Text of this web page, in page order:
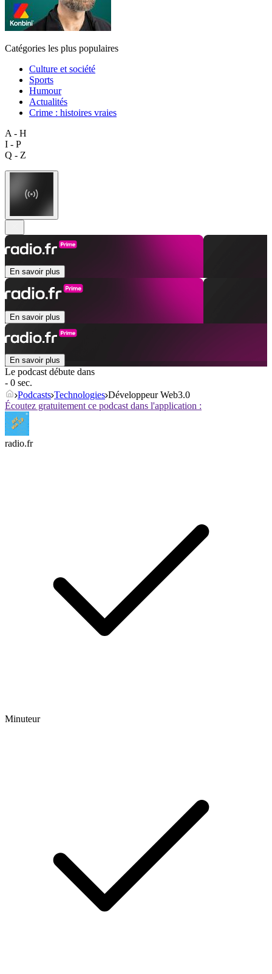
Catégories les plus populaires
Culture et société
Sports
Humour
Actualités
Crime : histoires vraies
A - H
I - P
Q - Z
En savoir plus
En savoir plus
En savoir plus
Le podcast débute dans
- 0 sec.
Podcasts Technologies Développeur Web3.0
Écoutez gratuitement ce podcast dans l'application :
radio.fr
Minuteur